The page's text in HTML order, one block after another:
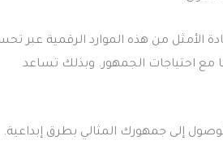
الأمثل من هذه الموارد الرقمية عبر
احتياجات الجمهور. وبذلك تساعد
إلى جمهورك المثالي بطرق إبداعية.